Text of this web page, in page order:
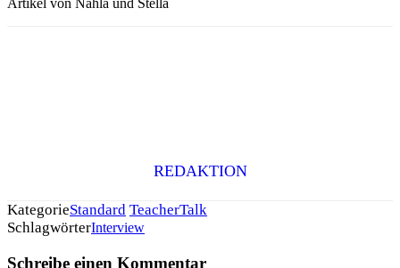
REDAKTION
KategorieStandard TeacherTalk
SchlagwörterInterview
Schreibe einen Kommentar